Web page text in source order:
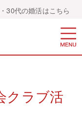
30代の婚活はこちら
クラブ活